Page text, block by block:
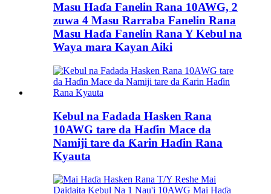
Masu Haɗa Fanelin Rana 10AWG, 2
zuwa 4 Masu Rarraba Fanelin Rana
Masu Haɗa Fanelin Rana Y Kebul na
Waya mara Kayan Aiki
Kebul na Fadada Hasken Rana
10AWG tare da Haɗin Mace da
Namiji tare da Ƙarin Haɗin Rana
Kyauta